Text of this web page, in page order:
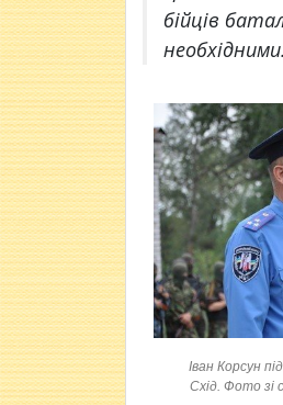
бійців
необхідними.
Іван Корсун
Схід. Фото зі